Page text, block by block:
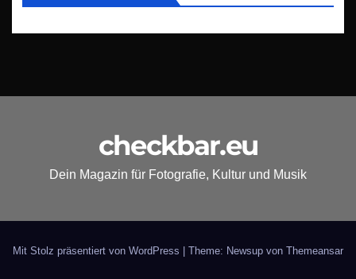
checkbar.eu
Dein Magazin für Fotografie, Kultur und Musik
Mit Stolz präsentiert von WordPress | Theme: Newsup von Themeansar